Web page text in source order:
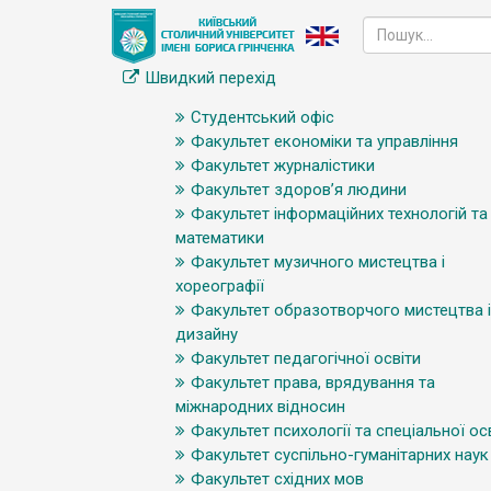
Швидкий перехід
Студентський офіс
Факультет економіки та управління
Факультет журналістики
Факультет здоров’я людини
Факультет інформаційних технологій та
математики
Факультет музичного мистецтва і
хореографії
Факультет образотворчого мистецтва і
дизайну
Факультет педагогічної освіти
Факультет права, врядування та
міжнародних відносин
Факультет психології та спеціальної
Факультет суспільно-гуманітарних наук
Факультет східних мов